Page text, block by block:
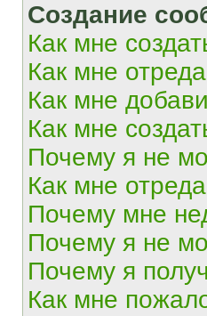
Создание
Как мне
Как мне
Как мне
Как мне
Почему я не
Как мне
Почему мне
Почему я не
Почему я
Как мне